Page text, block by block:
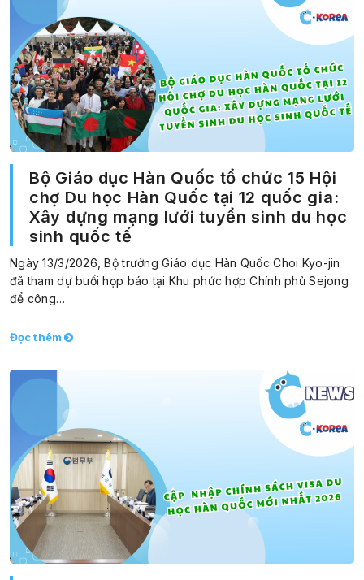
Bộ Giáo dục Hàn Quốc tổ chức 15 Hội
chợ Du học Hàn Quốc tại 12 quốc gia:
Xây dựng mạng lưới tuyển sinh du học
sinh quốc tế
Ngày 13/3/2026, Bộ trưởng Giáo dục Hàn Quốc Choi Kyo-jin
đã tham dự buổi họp báo tại Khu phức hợp Chính phủ Sejong
để công…
Đọc thêm